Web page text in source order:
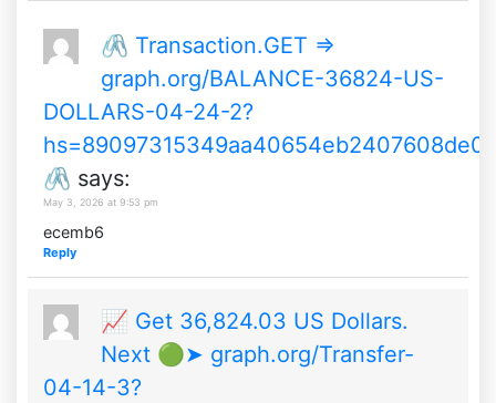
🖇 Transaction.GET =>
graph.org/BALANCE-36824-US-
DOLLARS-04-24-2?
🖇 says:
May 3, 2026 at 9:53 pm
ecemb6
Reply
📈 Get 36,824.03 US Dollars.
Next 🟢➤ graph.org/Transfer-
04-14-3?